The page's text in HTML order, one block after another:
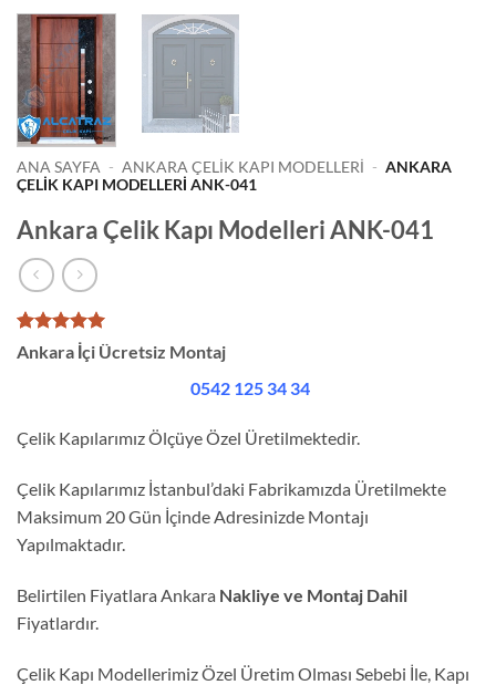
ANA SAYFA - ANKARA ÇELIK KAPI MODELLERI - ANKARA
ÇELIK KAPI MODELLERI ANK-041
Ankara Çelik Kapı Modelleri ANK-041
1
müşteri
puanına
Ankara İçi Ücretsiz Montaj
0542 125 34 34
Çelik Kapılarımız Ölçüye Özel Üretilmektedir.
Çelik Kapılarımız İstanbul’daki Fabrikamızda Üretilmekte
Maksimum 20 Gün İçinde Adresinizde Montajı
Yapılmaktadır.
Belirtilen Fiyatlara Ankara Nakliye ve Montaj Dahil
Fiyatlardır.
Çelik Kapı Modellerimiz Özel Üretim Olması Sebebi İle, Kapı